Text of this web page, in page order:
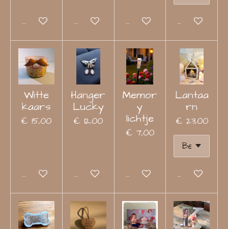
Bekijk detailsBekijk detailsBekijk detailsBekijk
Witte
kaars
€ 15,00
In winkelwagen
Hanger
Lucky
€ 12,00
Bekijk details
Memor
y
lichtje
€ 7,00
Bekijk details
Lantaa
rn
€ 23,00
Bekijk